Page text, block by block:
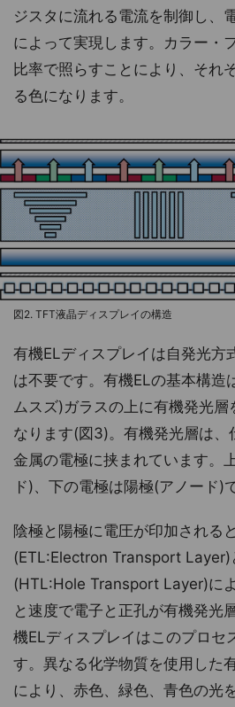
ジスタに流れる電流を制御し、
によって実現します。カラー・
比率で照らすことにより、それ
る色になります。
図2. TFT液晶ディスプレイの構造
有機ELディスプレイは自発光方
は不要です。有機ELの基本構造
ムスズ)ガラスの上に有機発光層
なります(図3)。有機発光層は、
金属の電極に挟まれています。
ド)、下の電極は陽極(アノード)
陰極と陽極に電圧が印加される
(ETL:Electron Transport Layer)
(HTL:Hole Transport Layer)に
と速度で電子と正孔が有機発光
機ELディスプレイはこのプロセ
す。異なる化学物質を使用した
により、赤色、緑色、青色の光